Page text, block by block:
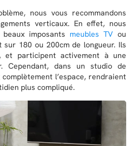
nous vous recommandons
verticaux. En effet, nous
imposants meubles TV ou
sur 180 ou 200cm de longueur. Ils
et participent activement à une
Cependant, dans un studio de
l’espace, rendraient
plus compliqué.